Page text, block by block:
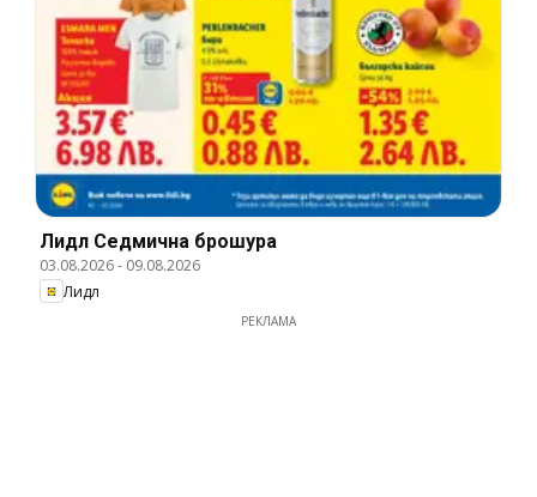
Лидл Cедмична брошура
03.08.2026- 09.08.2026
Лидл
РЕКЛАМА